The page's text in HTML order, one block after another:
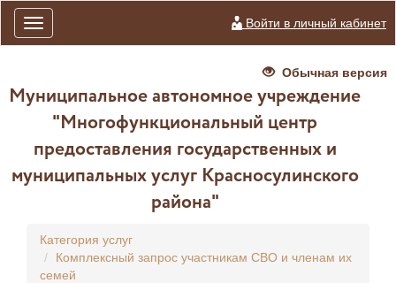
Toggle
navigation
Войти в личный кабинет
Обычная версия
Муниципальное автономное учреждение
"Многофункциональный центр
предоставления государственных и
муниципальных услуг Красносулинского
района"
Категория услуг
Комплексный запрос участникам СВО и членам их
семей